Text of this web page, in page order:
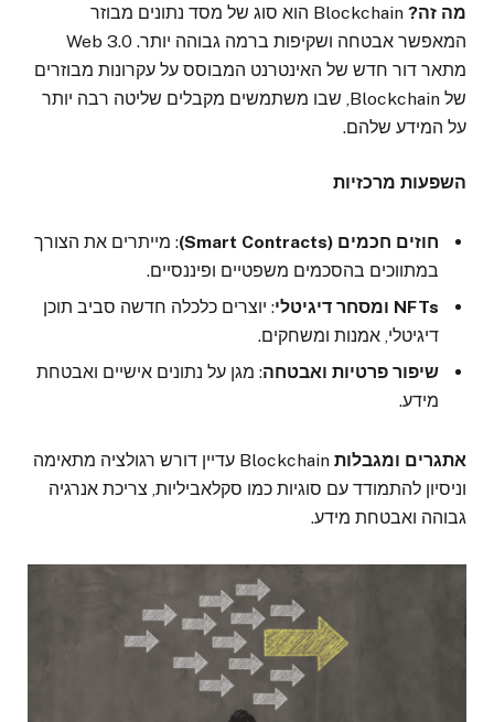
מה זה?
Blockchain הוא סוג של מסד נתונים מבוזר
המאפשר אבטחה ושקיפות ברמה גבוהה יותר. Web 3.0
מתאר דור חדש של האינטרנט המבוסס על עקרונות מבוזרים
של Blockchain, שבו משתמשים מקבלים שליטה רבה יותר
על המידע שלהם.
השפעות מרכזיות
חוזים חכמים (Smart Contracts)
: מייתרים את הצורך
במתווכים בהסכמים משפטיים ופיננסיים.
NFTs ומסחר דיגיטלי
: יוצרים כלכלה חדשה סביב תוכן
דיגיטלי, אמנות ומשחקים.
שיפור פרטיות ואבטחה: מגן על נתונים אישיים ואבטחת
מידע.
אתגרים ומגבלות
Blockchain עדיין דורש רגולציה מתאימה
וניסיון להתמודד עם סוגיות כמו סקלאביליות, צריכת אנרגיה
גבוהה ואבטחת מידע.